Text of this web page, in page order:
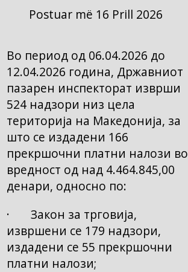
Postuar më 16 Prill 2026
Во период од 06.04.2026 до
12.04.2026 година, Државниот
пазарен инспекторат изврши
524 надзори низ цела
територија на Македонија, за
што се издадени 166
прекршочни платни налози во
вредност од над 4.464.845,00
денари, односно по:
· Закон за трговија,
извршени се 179 надзори,
издадени се 55 прекршочни
платни налози;